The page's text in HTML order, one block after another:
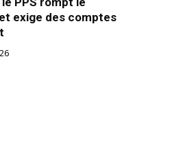
exige des comptes